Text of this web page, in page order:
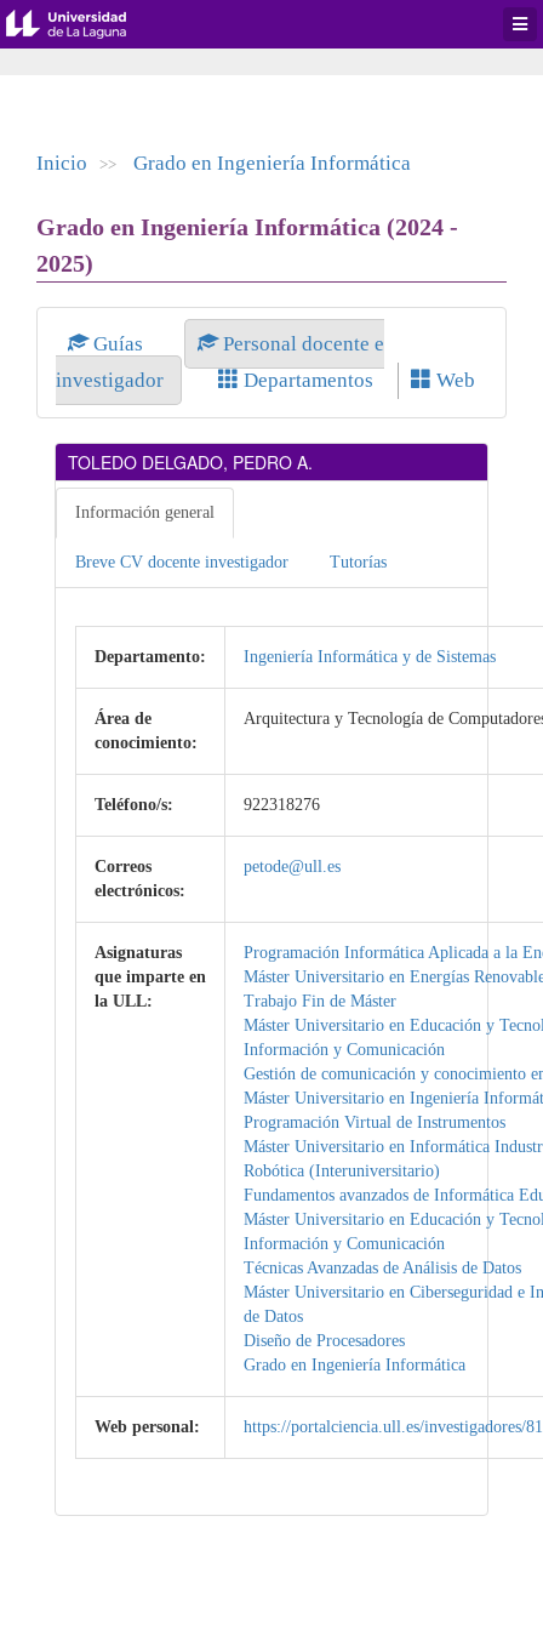
Inicio >> Grado en Ingeniería Informática
Grado en Ingeniería Informática (2024 -
2025)
Guías
Personal docente e
investigador
Departamentos Web
TOLEDO DELGADO, PEDRO A.
Información general
Breve CV docente investigador Tutorías
Departamento: Ingeniería Informática y de Sistemas
Área de
conocimiento:
Arquitectura y Tecnología de
Teléfono/s: 922318276
Correos
electrónicos:
petode@ull.es
Asignaturas
que imparte en
la ULL:
Programación Informática Aplicada a la
Máster Universitario en Energías
Trabajo Fin de Máster
Máster Universitario en Educación y
Información y Comunicación
Gestión de comunicación y conocimiento
Máster Universitario en Ingeniería
Programación Virtual de Instrumentos
Máster Universitario en Informática
Robótica (Interuniversitario)
Fundamentos avanzados de Informática
Máster Universitario en Educación y
Información y Comunicación
Técnicas Avanzadas de Análisis de Datos
Máster Universitario en Ciberseguridad e
de Datos
Diseño de Procesadores
Grado en Ingeniería Informática
Web personal: https://portalciencia.ull.es/investigadores/